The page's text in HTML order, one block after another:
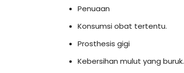
Penuaan
Konsumsi obat tertentu.
Prosthesis gigi
Kebersihan mulut yang buruk.